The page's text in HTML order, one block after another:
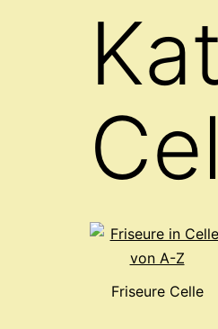
Friseure Celle